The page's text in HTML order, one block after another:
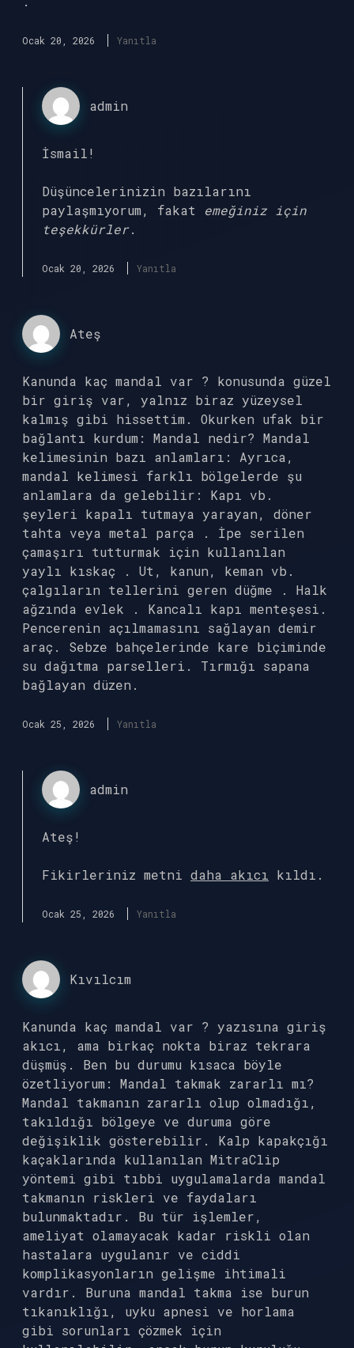
Ocak 20, 2026 Yanıtla
admin
İsmail!
Düşüncelerinizin bazılarını
paylaşmıyorum, fakat emeğiniz için
teşekkürler.
Ocak 20, 2026 Yanıtla
Ateş
Kanunda kaç mandal var ? konusunda güzel
bir giriş var, yalnız biraz yüzeysel
kalmış gibi hissettim. Okurken ufak bir
bağlantı kurdum: Mandal nedir? Mandal
kelimesinin bazı anlamları: Ayrıca,
mandal kelimesi farklı bölgelerde şu
anlamlara da gelebilir: Kapı vb.
şeyleri kapalı tutmaya yarayan, döner
tahta veya metal parça . İpe serilen
çamaşırı tutturmak için kullanılan
yaylı kıskaç . Ut, kanun, keman vb.
çalgıların tellerini geren düğme . Halk
ağzında evlek . Kancalı kapı menteşesi.
Pencerenin açılmamasını sağlayan demir
araç. Sebze bahçelerinde kare biçiminde
su dağıtma parselleri. Tırmığı sapana
bağlayan düzen.
Ocak 25, 2026 Yanıtla
admin
Ateş!
Fikirleriniz metni daha akıcı kıldı.
Ocak 25, 2026 Yanıtla
Kıvılcım
Kanunda kaç mandal var ? yazısına giriş
akıcı, ama birkaç nokta biraz tekrara
düşmüş. Ben bu durumu kısaca böyle
özetliyorum: Mandal takmak zararlı mı?
Mandal takmanın zararlı olup olmadığı,
takıldığı bölgeye ve duruma göre
değişiklik gösterebilir. Kalp kapakçığı
kaçaklarında kullanılan MitraClip
yöntemi gibi tıbbi uygulamalarda mandal
takmanın riskleri ve faydaları
bulunmaktadır. Bu tür işlemler,
ameliyat olamayacak kadar riskli olan
hastalara uygulanır ve ciddi
komplikasyonların gelişme ihtimali
vardır. Buruna mandal takma ise burun
tıkanıklığı, uyku apnesi ve horlama
gibi sorunları çözmek için